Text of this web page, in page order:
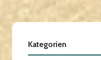
Kategorien